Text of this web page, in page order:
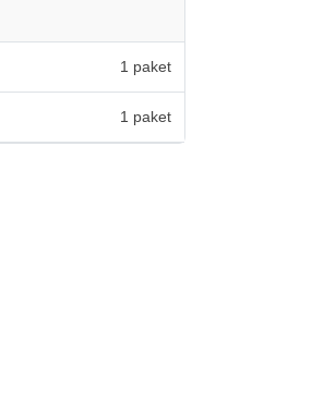
1 paket
1 paket